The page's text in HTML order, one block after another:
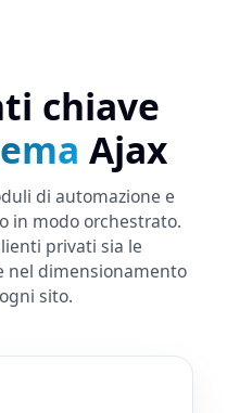
chiave
Ajax
di automazione e
in modo orchestrato.
privati sia le
nel dimensionamento
sito.